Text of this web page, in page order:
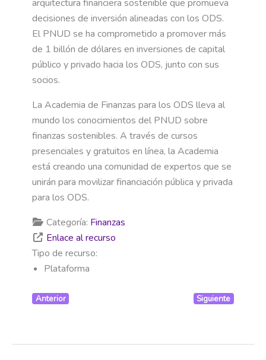
arquitectura financiera sostenible que promueva
decisiones de inversión alineadas con los ODS.
El PNUD se ha comprometido a promover más
de 1 billón de dólares en inversiones de capital
público y privado hacia los ODS, junto con sus
socios.
La Academia de Finanzas para los ODS lleva al
mundo los conocimientos del PNUD sobre
finanzas sostenibles. A través de cursos
presenciales y gratuitos en línea, la Academia
está creando una comunidad de expertos que se
unirán para movilizar financiación pública y privada
para los ODS.
Categoría: Finanzas
Enlace al recurso
Tipo de recurso:
Plataforma
Anterior Siguiente